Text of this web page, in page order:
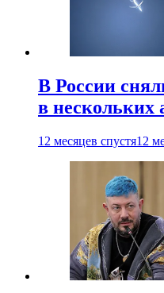
В России
в нескольких
12 месяцев спустя12